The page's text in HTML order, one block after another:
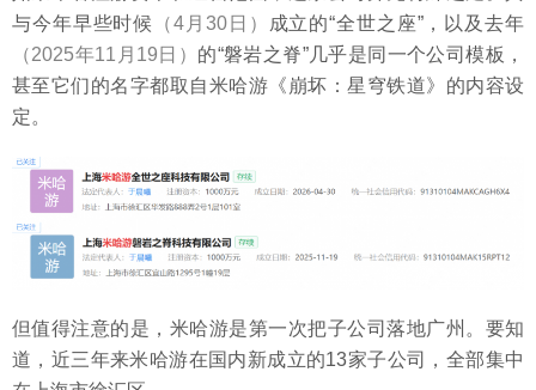
与今年早些时候
（4月30日）
成立的“全世之座”，以及去年
（2025年11月19日） 的“磐岩之脊”几乎是同一个公司模板，
甚至它们的名字都取自米哈游《崩坏：星穹铁道》的内容设
定。
但值得注意的是，米哈游是第一次把子公司落地广州。要知
道，近三年来米哈游在国内新成立的13家子公司，全部集中